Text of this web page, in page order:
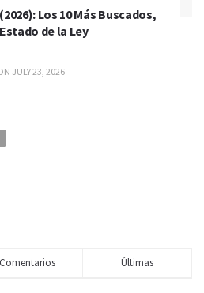
Los 10 Más Buscados,
de la Ley
JULY 23, 2026
Comentarios Últimas